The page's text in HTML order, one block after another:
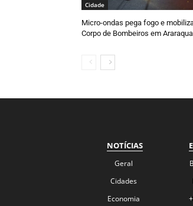
Cidade
Micro-ondas pega fogo e
Corpo de Bombeiros em
NOTÍCIAS
Geral
Cidades
Economia